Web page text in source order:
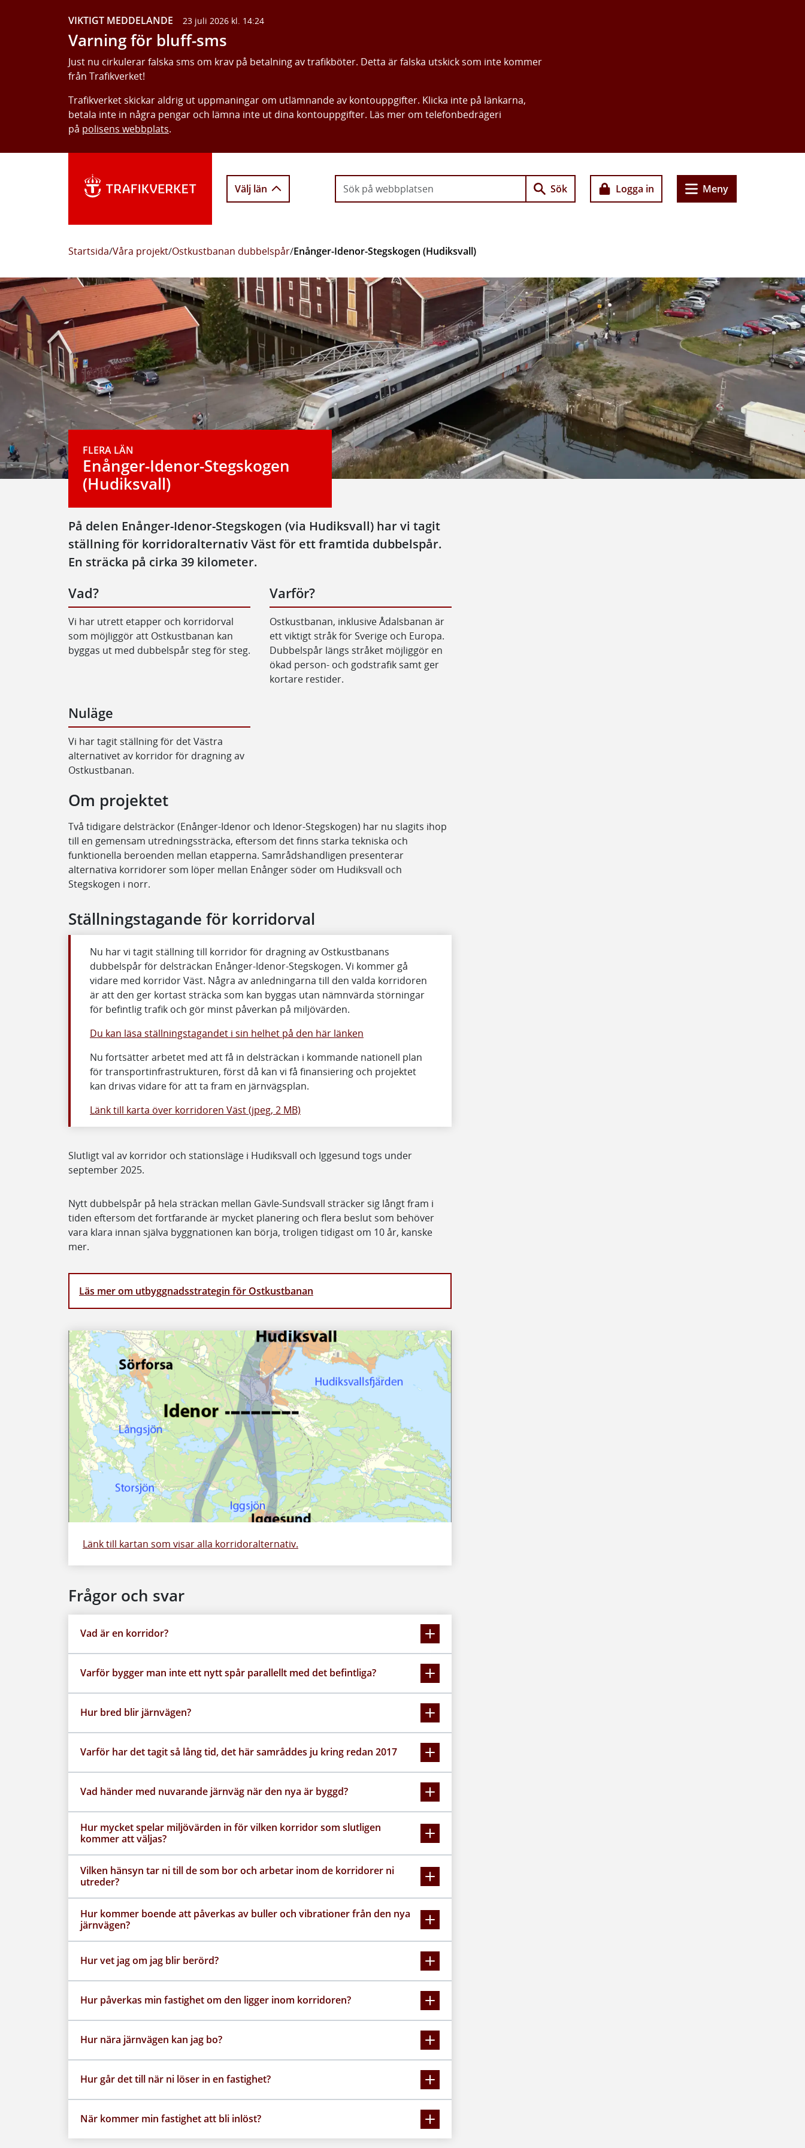
VIKTIGT MEDDELANDE 23 juli 2026 kl. 14:24
Varning för bluff-sms
Just nu cirkulerar falska sms om krav på betalning av trafikböter. Detta är falska utskick som inte kommer
från Trafikverket!
Trafikverket skickar aldrig ut uppmaningar om utlämnande av kontouppgifter. Klicka inte på länkarna,
betala inte in några pengar och lämna inte ut dina kontouppgifter. Läs mer om telefonbedrägeri
på polisens webbplats.
Välj län Sök Logga in Meny
Startsida/Våra projekt/Ostkustbanan dubbelspår/Enånger-Idenor-Stegskogen (Hudiksvall)
FLERA LÄN
Enånger-Idenor-Stegskogen
(Hudiksvall)
På delen Enånger-Idenor-Stegskogen (via Hudiksvall) har vi tagit
ställning för korridoralternativ Väst för ett framtida dubbelspår.
En sträcka på cirka 39 kilometer.
Vad?
Vi har utrett etapper och korridorval
som möjliggör att Ostkustbanan kan
byggas ut med dubbelspår steg för steg.
Varför?
Ostkustbanan, inklusive Ådalsbanan är
ett viktigt stråk för Sverige och Europa.
Dubbelspår längs stråket möjliggör en
ökad person- och godstrafik samt ger
kortare restider.
Nuläge
Vi har tagit ställning för det Västra
alternativet av korridor för dragning av
Ostkustbanan.
Om projektet
Två tidigare delsträckor (Enånger-Idenor och Idenor-Stegskogen) har nu slagits ihop
till en gemensam utredningssträcka, eftersom det finns starka tekniska och
funktionella beroenden mellan etapperna. Samrådshandligen presenterar
alternativa korridorer som löper mellan Enånger söder om Hudiksvall och
Stegskogen i norr.
Ställningstagande för korridorval
Nu har vi tagit ställning till korridor för dragning av Ostkustbanans
dubbelspår för delsträckan Enånger-Idenor-Stegskogen. Vi kommer gå
vidare med korridor Väst. Några av anledningarna till den valda korridoren
är att den ger kortast sträcka som kan byggas utan nämnvärda störningar
för befintlig trafik och gör minst påverkan på miljövärden.
Du kan läsa ställningstagandet i sin helhet på den här länken
Nu fortsätter arbetet med att få in delsträckan i kommande nationell plan
för transportinfrastrukturen, först då kan vi få finansiering och projektet
kan drivas vidare för att ta fram en järnvägsplan.
Länk till karta över korridoren Väst (jpeg, 2 MB)
Slutligt val av korridor och stationsläge i Hudiksvall och Iggesund togs under
september 2025.
Nytt dubbelspår på hela sträckan mellan Gävle-Sundsvall sträcker sig långt fram i
tiden eftersom det fortfarande är mycket planering och flera beslut som behöver
vara klara innan själva byggnationen kan börja, troligen tidigast om 10 år, kanske
mer.
Läs mer om utbyggnadsstrategin för Ostkustbanan
Länk till kartan som visar alla korridoralternativ.
Frågor och svar
Vad är en korridor?
Varför bygger man inte ett nytt spår parallellt med det befintliga?
Hur bred blir järnvägen?
Varför har det tagit så lång tid, det här samråddes ju kring redan 2017
Vad händer med nuvarande järnväg när den nya är byggd?
Hur mycket spelar miljövärden in för vilken korridor som slutligen
kommer att väljas?
Vilken hänsyn tar ni till de som bor och arbetar inom de korridorer ni
utreder?
Hur kommer boende att påverkas av buller och vibrationer från den nya
järnvägen?
Hur vet jag om jag blir berörd?
Hur påverkas min fastighet om den ligger inom korridoren?
Hur nära järnvägen kan jag bo?
Hur går det till när ni löser in en fastighet?
När kommer min fastighet att bli inlöst?